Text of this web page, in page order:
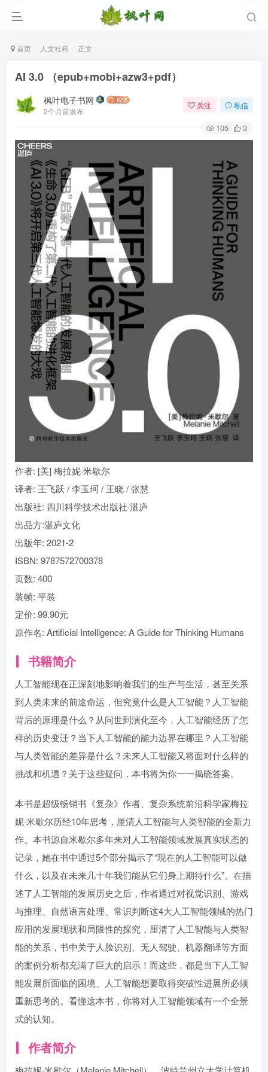
首页 人文社科 正文
AI 3.0 （epub+mobi+azw3+pdf）
枫叶电子书网
2个月前发布
关注 私信
105 3
作者: [美] 梅拉妮·米歇尔
译者: 王飞跃 / 李玉珂 / 王晓 / 张慧
出版社: 四川科学技术出版社·湛庐
出品方:湛庐文化
出版年: 2021-2
ISBN: 9787572700378
页数: 400
装帧: 平装
定价: 99.90元
原作名: Artificial Intelligence: A Guide for Thinking Humans
书籍简介
人工智能现在正深刻地影响着我们的生产与生活，甚至关系
到人类未来的前途命运，但究竟什么是人工智能？人工智能
背后的原理是什么？从问世到演化至今，人工智能经历了怎
样的历史变迁？当下人工智能的能力边界在哪里？人工智能
与人类智能的差异是什么？未来人工智能又将面对什么样的
挑战和机遇？关于这些疑问，本书将为你一一揭晓答案。
本书是超级畅销书《复杂》作者、复杂系统前沿科学家梅拉
妮·米歇尔历经10年思考，厘清人工智能与人类智能的全新力
作。本书源自米歇尔多年来对人工智能领域发展真实状态的
记录，她在书中通过5个部分揭示了“现在的人工智能可以做
什么，以及在未来几十年我们能从它们身上期待什么”。在描
述了人工智能的发展历史之后，作者通过对视觉识别、游戏
与推理、自然语言处理、常识判断这4大人工智能领域的热门
应用的发展现状和局限性的探究，厘清了人工智能与人类智
能的关系，书中关于人脸识别、无人驾驶、机器翻译等方面
的案例分析都充满了巨大的启示！而这些，都是当下人工智
能发展所面临的困境、人工智能想要取得突破性进展所必须
重新思考的。看懂这本书，你将对人工智能领域有一个全景
式的认知。
作者简介
登录
没有账号？立即注册
用户名/手机号/邮箱
登录密码
记住登录
登录
社交账号登录